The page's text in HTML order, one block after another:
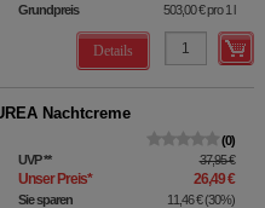
Grundpreis
503,00 €pro 1 l
Details
Nachtcreme
0
UVP** 37,95 €
Unser Preis* 26,49 €
Sie sparen 11,46 €(30%)